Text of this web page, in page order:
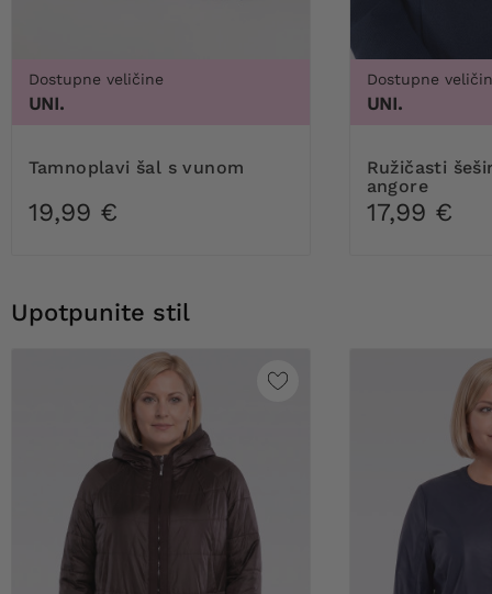
Dostupne veličine
UNI.
Tamnoplavi šal s vunom
19,99 €
Dostupne
UNI.
Ružičasti šešir od mješavine
angore
17,99 €
Upotpunite stil